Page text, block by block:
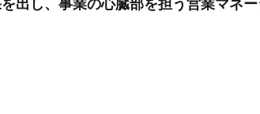
出し、事業の心臓部を担う営業マネ